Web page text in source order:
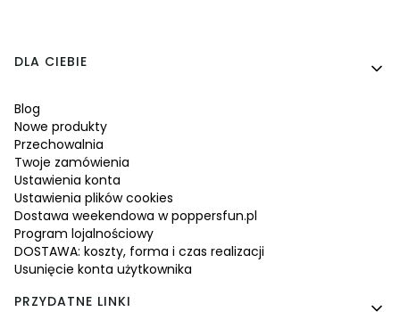
Linki w stopce
DLA CIEBIE
Blog
Nowe produkty
Przechowalnia
Twoje zamówienia
Ustawienia konta
Ustawienia plików cookies
Dostawa weekendowa w poppersfun.pl
Program lojalnościowy
DOSTAWA: koszty, forma i czas realizacji
Usunięcie konta użytkownika
PRZYDATNE LINKI